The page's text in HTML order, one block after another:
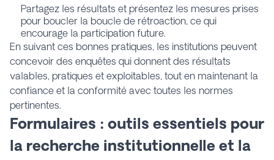
Partagez les résultats et présentez les mesures prises
pour boucler la boucle de rétroaction, ce qui
encourage la participation future.
En suivant ces bonnes pratiques, les institutions peuvent
concevoir des enquêtes qui donnent des résultats
valables, pratiques et exploitables, tout en maintenant la
confiance et la conformité avec toutes les normes
pertinentes.
Formulaires : outils essentiels pour
la recherche institutionnelle et la